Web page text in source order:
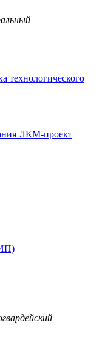
технологического
ЛКМ-проект